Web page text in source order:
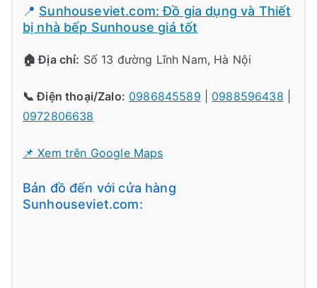
📍 Sunhouseviet.com: Đồ gia dụng và Thiết
bị nhà bếp Sunhouse giá tốt
🏠 Địa chỉ: Số 13 đường Lĩnh Nam, Hà Nội
📞 Điện thoại/Zalo: 0986845589 0988596438
0972806638
📌 Xem trên Google Maps
Bản đồ đến với cửa hàng
Sunhouseviet.com: